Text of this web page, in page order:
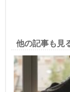
他の記事も見